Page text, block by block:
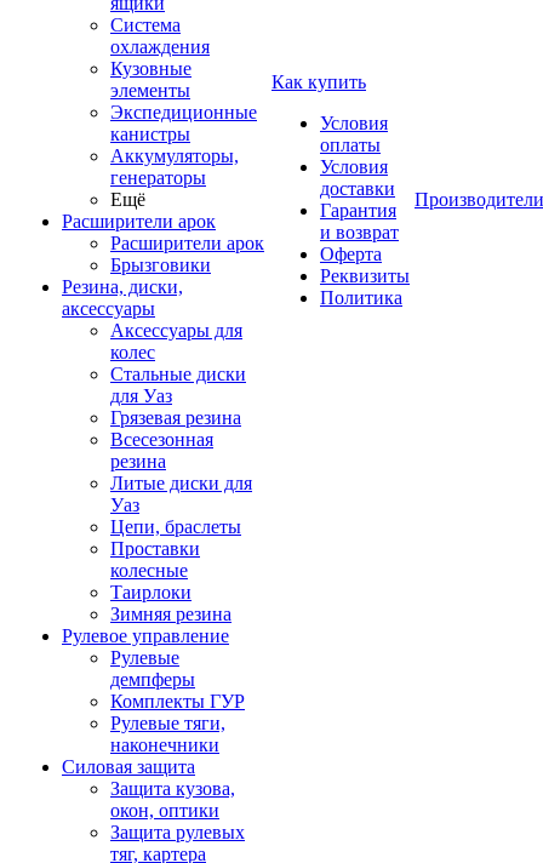
Система
охлаждения
Кузовные
элементы
Экспедиционные
канистры
Аккумуляторы,
генераторы
Ещё
Расширители арок
Расширители арок
Брызговики
Резина, диски,
аксессуары
Аксессуары для
колес
Стальные диски
для Уаз
Грязевая резина
Всесезонная
резина
Литые диски для
Уаз
Цепи, браслеты
Проставки
колесные
Таирлоки
Зимняя резина
Рулевое управление
Рулевые
демпферы
Комплекты ГУР
Рулевые тяги,
наконечники
Силовая защита
Защита кузова,
окон, оптики
Защита рулевых
тяг, картера
Как купить
Условия
оплаты
Условия
доставки
Гарантия
и возврат
Оферта
Реквизиты
Политика
Производители